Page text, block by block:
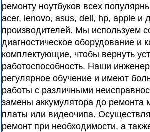
ремонту ноутбуков всех
acer, lenovo, asus, dell, hp, apple и
производителей. Мы используем
диагностическое оборудование и
комплектующие, чтобы вернуть
работоспособность. Наши
регулярное обучение и имеют
работы с различными
замены аккумулятора до ремонта
платы или видеочипа.
ремонт при необходимости, а